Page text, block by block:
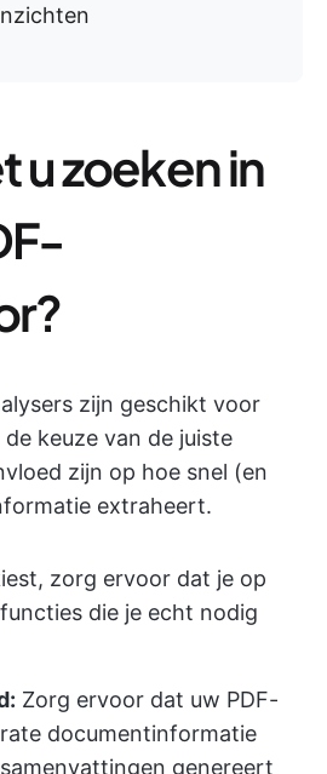
u zoeken in
zijn geschikt voor
keuze van de juiste
zijn op hoe snel (en
extraheert.
zorg ervoor dat je op
die je echt nodig
Zorg ervoor dat uw PDF-
documentinformatie
genereert